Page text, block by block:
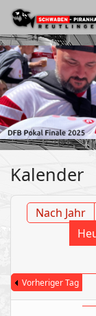
Kalender
Nach Jahr
Vorheriger Tag